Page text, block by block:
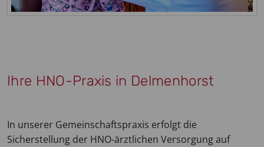
Ihre HNO-Praxis in Delmenhorst
In unserer Gemeinschaftspraxis erfolgt die
Sicherstellung der HNO-ärztlichen Versorgung auf